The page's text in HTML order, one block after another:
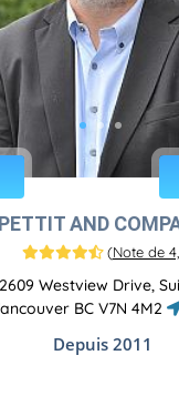
PETTIT AND
(Note de
2609 Westview Drive,
BC V7N 4M2
Depuis 2011